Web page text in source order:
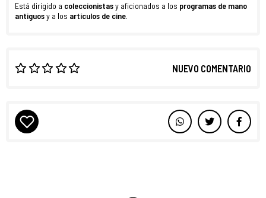
Está dirigido a coleccionistasy aficionados a los programas de mano
antiguosy a los artículos de cine.
NUEVO COMENTARIO